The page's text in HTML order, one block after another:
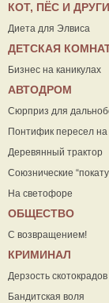
КОТ, ПЁС И
Диета для Элвиса
ДЕТСКАЯ
Бизнес на каникулах
АВТОДРОМ
Сюрприз для
Понтифик пересел
Деревянный трактор
Союзнические
На светофоре
ОБЩЕСТВО
С возвращением!
КРИМИНАЛ
Дерзость скотокрадов
Бандитская воля